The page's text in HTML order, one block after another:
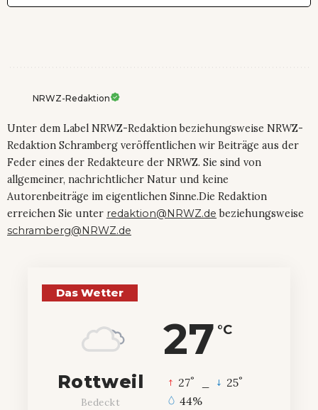
NRWZ-Redaktion
Unter dem Label NRWZ-Redaktion beziehungsweise NRWZ-
Redaktion Schramberg veröffentlichen wir Beiträge aus der
Feder eines der Redakteure der NRWZ. Sie sind von
allgemeiner, nachrichtlicher Natur und keine
Autorenbeiträge im eigentlichen Sinne.Die Redaktion
erreichen Sie unter redaktion@NRWZ.de beziehungsweise
schramberg@NRWZ.de
Das Wetter
27 °C
Rottweil
Bedeckt
27° 25°
44%